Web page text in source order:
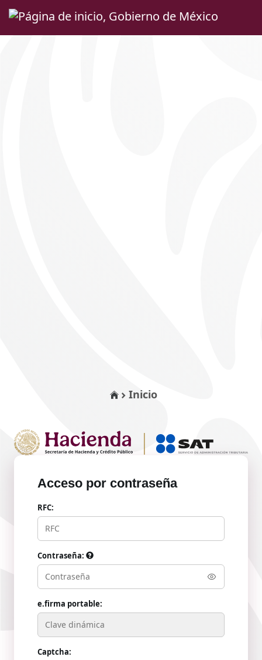
Inicio
Acceso por contraseña
RFC:
Contraseña:
e.firma portable:
Captcha: